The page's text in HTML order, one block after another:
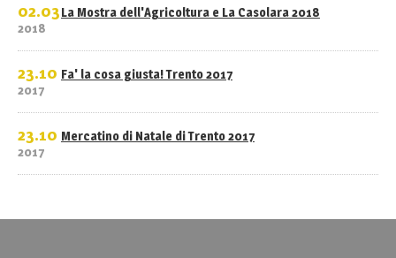
02.03
2018
La Mostra dell'Agricoltura e La Casolara 2018
23.10
2017
Fa' la cosa giusta! Trento 2017
23.10
2017
Mercatino di Natale di Trento 2017